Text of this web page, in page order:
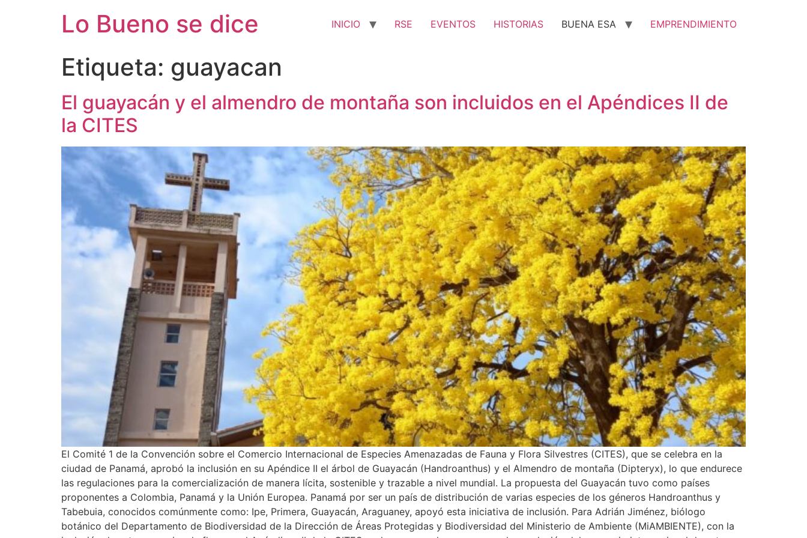
Lo Bueno se dice INICIO RSE EVENTOS HISTORIAS BUENA ESA EMPRENDIMIENTO
Etiqueta: guayacan
El guayacán y el almendro de montaña son incluidos en el Apéndices II de
la CITES
El Comité 1 de la Convención sobre el Comercio Internacional de Especies Amenazadas de Fauna y Flora Silvestres (CITES), que se celebra en la
ciudad de Panamá, aprobó la inclusión en su Apéndice II el árbol de Guayacán (Handroanthus) y el Almendro de montaña (Dipteryx), lo que endurece
las regulaciones para la comercialización de manera lícita, sostenible y trazable a nivel mundial. La propuesta del Guayacán tuvo como países
proponentes a Colombia, Panamá y la Unión Europea. Panamá por ser un país de distribución de varias especies de los géneros Handroanthus y
Tabebuia, conocidos comúnmente como: Ipe, Primera, Guayacán, Araguaney, apoyó esta iniciativa de inclusión. Para Adrián Jiménez, biólogo
botánico del Departamento de Biodiversidad de la Dirección de Áreas Protegidas y Biodiversidad del Ministerio de Ambiente (MiAMBIENTE), con la